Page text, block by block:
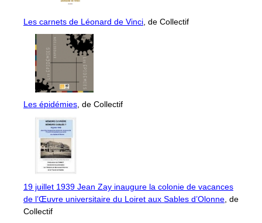
Les carnets de Léonard de Vinci , de Collectif
Les épidémies , de Collectif
19 juillet 1939 Jean Zay inaugure la colonie de vacances
de l’Œuvre universitaire du Loiret aux Sables d’Olonne , de
Collectif